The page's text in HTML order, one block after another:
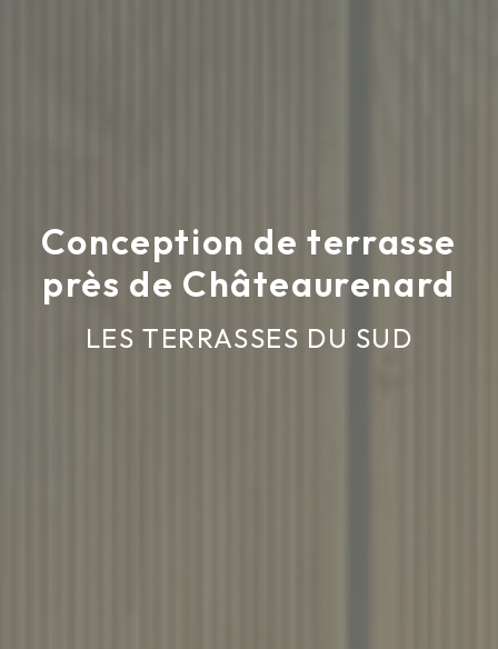
Conception de terrasse
près de Châteaurenard
LES TERRASSES DU SUD